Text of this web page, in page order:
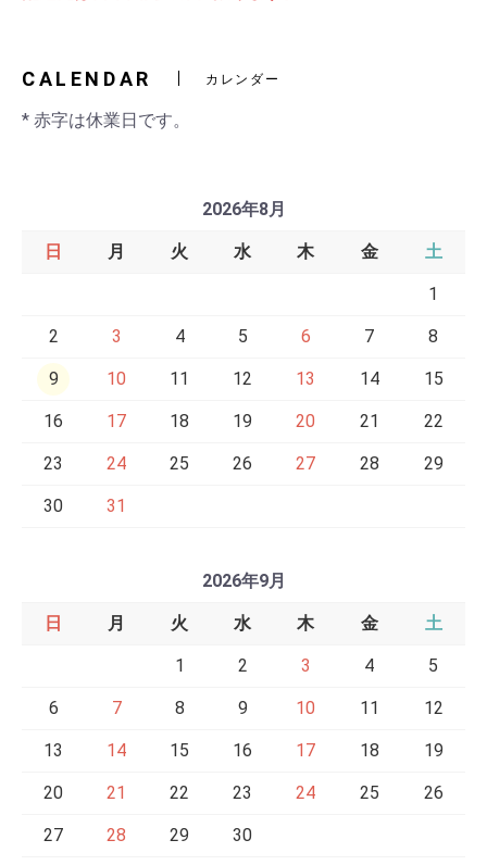
CALENDAR カレンダー
* 赤字は休業日です。
2026年8月
日 月 火 水 木 金 土
1
2 3 4 5 6 7 8
9 10 11 12 13 14 15
16 17 18 19 20 21 22
23 24 25 26 27 28 29
30 31
2026年9月
日 月 火 水 木 金 土
1 2 3 4 5
6 7 8 9 10 11 12
13 14 15 16 17 18 19
20 21 22 23 24 25 26
27 28 29 30